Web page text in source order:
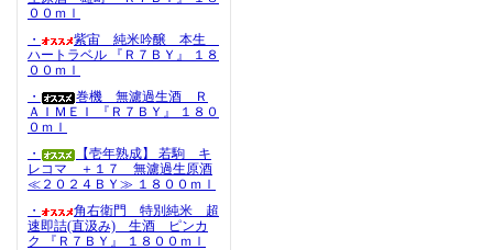
００ｍｌ
・
紫宙 純米吟醸 本生
ハートラベル 『Ｒ７ＢＹ』 １８
００ｍｌ
・
巻機 無濾過生酒 Ｒ
ＡＩＭＥＩ 『Ｒ７ＢＹ』 １８０
０ｍｌ
・
【壱年熟成】 若駒 キ
レコマ ＋１７ 無濾過生原酒
≪２０２４ＢＹ≫ １８００ｍｌ
・
角右衛門 特別純米 超
速即詰(直汲み) 生酒 ピンカ
ク 『Ｒ７ＢＹ』 １８００ｍｌ